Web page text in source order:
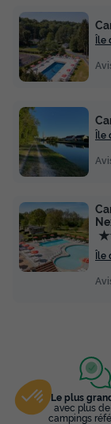
Île
Île
Île
Le plus
avec plus
campings